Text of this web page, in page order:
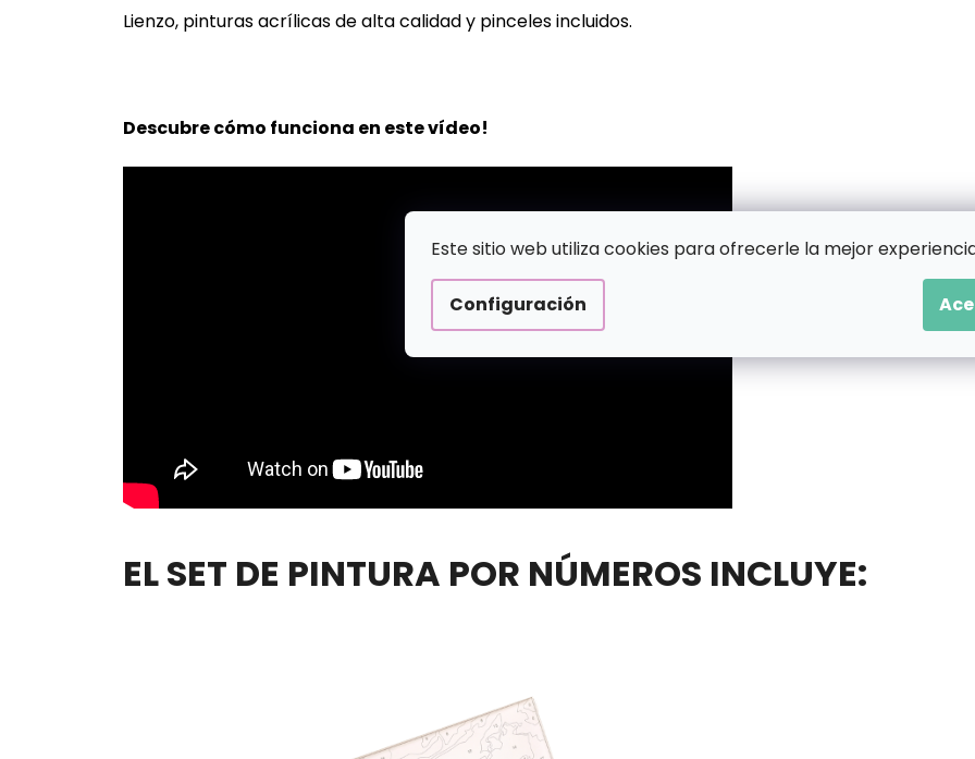
Este sitio web utiliza cookies para ofrecerle la mejor
Configuración
Lienzo, pinturas acrílicas de alta calidad y pinceles incluidos.
Descubre cómo funciona en este vídeo!
EL SET DE PINTURA POR NÚMEROS INCLUYE: